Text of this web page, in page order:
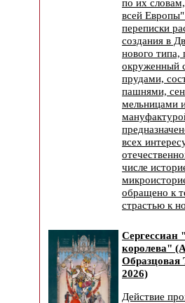
по их
всей
переписки
создания в
нового типа,
окруженный
прудами,
пашнями,
мельницами
всех
числе
обращено к
страстью к
Сергессиан
королева"
2026)
Действие